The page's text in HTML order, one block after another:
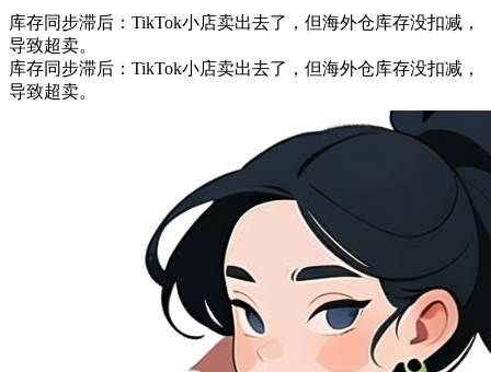
库存同步滞后：TikTok小店卖出去了，但海外仓库存没扣减，
导致超卖。
库存同步滞后：TikTok小店卖出去了，但海外仓库存没扣减，
导致超卖。